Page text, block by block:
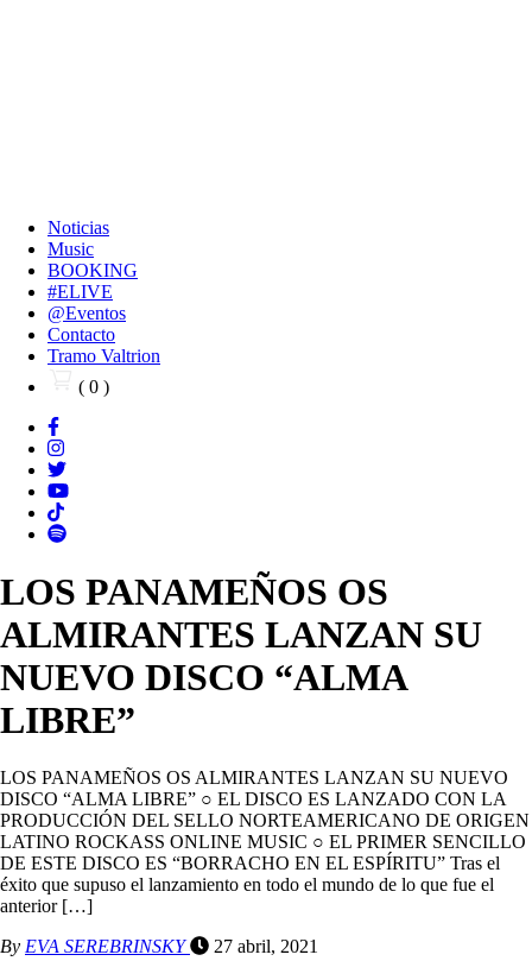
Noticias
Music
BOOKING
#ELIVE
@Eventos
Contacto
Tramo Valtrion
( 0 )
LOS PANAMEÑOS OS
ALMIRANTES LANZAN SU
NUEVO DISCO “ALMA
LIBRE”
LOS PANAMEÑOS OS ALMIRANTES LANZAN SU NUEVO
DISCO “ALMA LIBRE” ○ EL DISCO ES LANZADO CON LA
PRODUCCIÓN DEL SELLO NORTEAMERICANO DE ORIGEN
LATINO ROCKASS ONLINE MUSIC ○ EL PRIMER SENCILLO
DE ESTE DISCO ES “BORRACHO EN EL ESPÍRITU” Tras el
éxito que supuso el lanzamiento en todo el mundo de lo que fue el
anterior […]
By EVA SEREBRINSKY 27 abril, 2021